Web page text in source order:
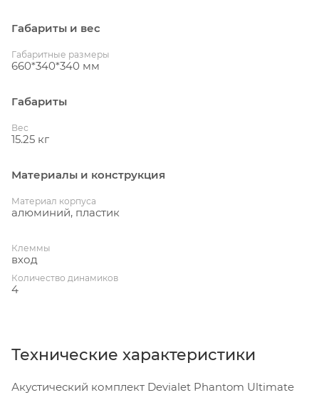
Габариты и вес
Габаритные размеры
660*340*340 мм
Габариты
Вес
15.25 кг
Материалы и конструкция
Материал корпуса
алюминий, пластик
Клеммы
вход
Количество динамиков
4
Технические характеристики
Акустический комплект Devialet Phantom Ultimate